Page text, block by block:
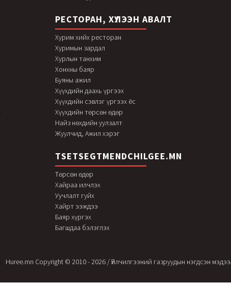
РЕСТОРАН, ХҮЛЭЭН АВАЛТ
Хурим хийх ресторан
Хуримын зардал
Хурлын танхим
Хонхны баяр
Буяны ажил
Хүүхдийн даахь үргээх
Хүүхдийн сэвлэг үргээх ёс
Хүүхдийн төрсөн өдөр
Найз нөхдийн уулзалт
Жуулчид, Ажил хэрэг
TSETSEGTMENDCHILGEE.MN
Төрсөн өдөр
Хайраа илчлэх
Уучлалт гуйх
Хайрт ээждээ
Баяр хүргэх
Багшдаа бэлэглэх
Huree.mn Copyright © 2010 - 2026 / Үйлчилгээний газруудын нэгдсэн